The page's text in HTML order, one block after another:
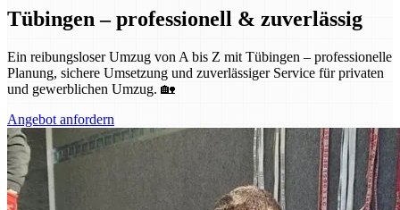
Tübingen – professionell & zuverlässig
Ein reibungsloser Umzug von A bis Z mit Tübingen – professionelle
Planung, sichere Umsetzung und zuverlässiger Service für privaten
und gewerblichen Umzug. 🏡
Angebot anfordern